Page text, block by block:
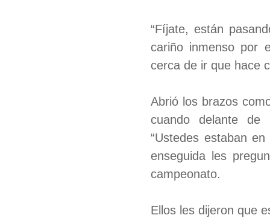
“Fíjate, están
cariño inmenso por
cerca de ir que hace
Abrió los brazos
cuando delante de
“Ustedes estaban
enseguida les
campeonato.
Ellos les dijeron que